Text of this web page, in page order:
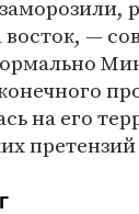
восток, —
на его